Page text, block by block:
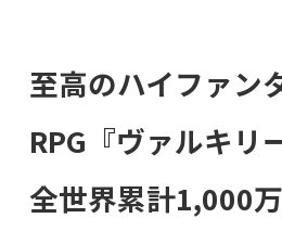
至高のハイファン
RPG『ヴァルキリ
全世界累計1,000